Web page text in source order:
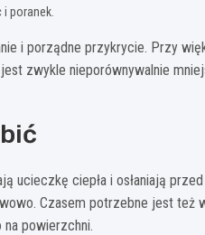
poranek.
i porządne przykrycie. Przy
zwykle nieporównywalnie
ucieczkę ciepła i osłaniają
Czasem potrzebne jest też
na powierzchni.